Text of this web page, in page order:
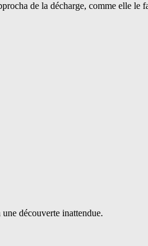
de la décharge, comme elle le
découverte inattendue.